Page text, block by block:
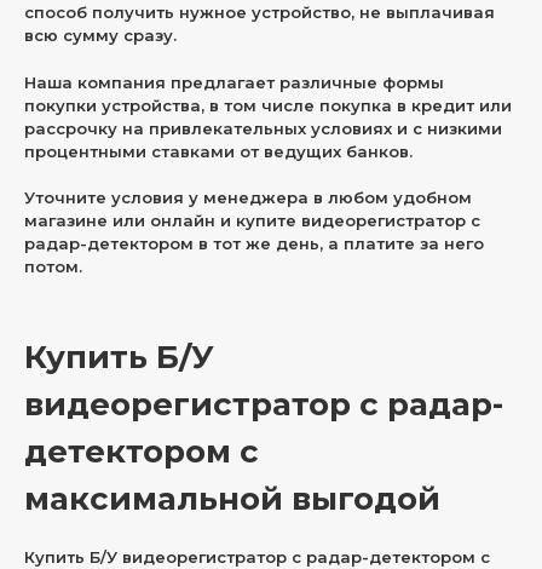
способ получить нужное устройство, не выплачивая
всю сумму сразу.
Наша компания предлагает различные формы
покупки устройства, в том числе покупка в кредит или
рассрочку на привлекательных условиях и с низкими
процентными ставками от ведущих банков.
Уточните условия у менеджера в любом удобном
магазине или онлайн и купите видеорегистратор с
радар-детектором в тот же день, а платите за него
потом.
Купить Б/У
видеорегистратор с радар-
детектором с
максимальной выгодой
Купить Б/У видеорегистратор с радар-детектором с